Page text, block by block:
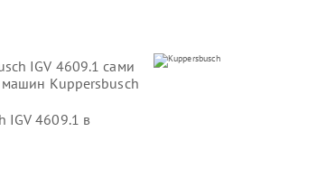
IGV 4609.1 сами
Kuppersbusch
IGV 4609.1 в